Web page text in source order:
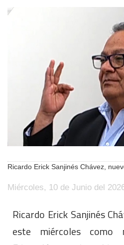
Ricardo Erick Sanjinés Chávez,
Miércoles, 10 de Junio del
Ricardo Erick Sanjinés
este miércoles como